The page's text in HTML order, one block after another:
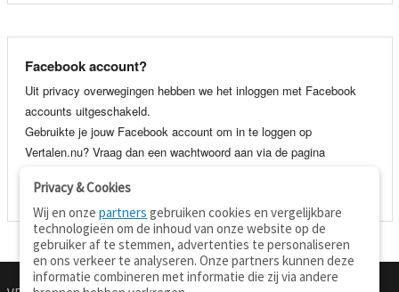
Facebook account?
Uit privacy overwegingen hebben we het inloggen met Facebook
accounts uitgeschakeld.
Gebruikte je jouw Facebook account om in te loggen op
Vertalen.nu? Vraag dan een wachtwoord aan via de pagina
je e-mail adres en wachtwoord.
Privacy & Cookies
Wij en onzepartners gebruiken cookies en vergelijkbare
technologieën om de inhoud van onze website op de
gebruiker af te stemmen, advertenties te personaliseren
en ons verkeer te analyseren. Onze partners kunnen deze
informatie combineren met informatie die zij via andere